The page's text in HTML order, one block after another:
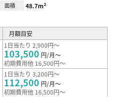
面積 48.7m²
月額目安
1日当たり 2,900円～
103,500 円/月～
初期費用他 16,500円～
1日当たり 3,200円～
112,500 円/月～
初期費用他 16,500円～